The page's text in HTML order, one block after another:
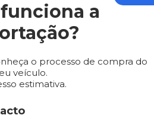
a
o processo de compra do
veículo.
estimativa.